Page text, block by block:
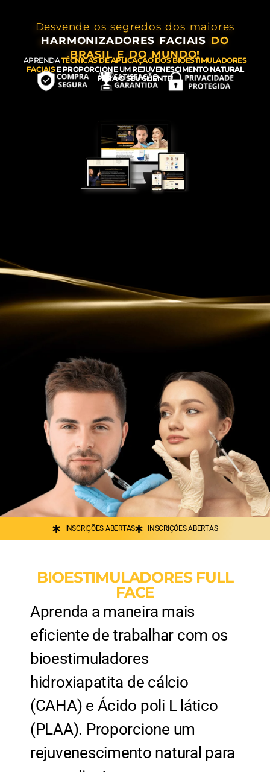
Desvende os segredos dos maiores
HARMONIZADORES FACIAIS DO
BRASIL E DO MUNDO!
APRENDATÉCNICAS DE APLICAÇÃO DOS BIOESTIMULADORES
FACIAISE PROPORCIONE UM REJUVENESCIMENTO NATURAL
PARA O SEU CLIENTE!
INSCRIÇÕES ABERTAS INSCRIÇÕES ABERTAS
BIOESTIMULADORES FULL
FACE
Aprenda a maneira mais
eficiente de trabalhar com os
bioestimuladores
hidroxiapatita de cálcio
(CAHA) e Ácido poli L lático
(PLAA). Proporcione um
rejuvenescimento natural para